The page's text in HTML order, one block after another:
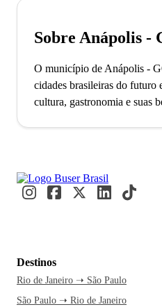
Sobre Anápolis -
O município de Anápolis -
cidades brasileiras do futuro
cultura, gastronomia e suas
ano de 1859 e possui o 2º
Goiás. A cidade é também
grande potencial logístico. O
sediar a Faculdade
por ser uma cidade
Destinos
Rio de Janeiro ➝ São Paulo
São Paulo ➝ Rio de Janeiro